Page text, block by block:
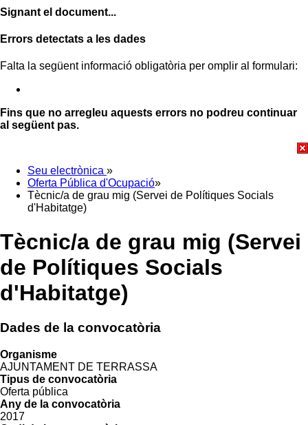
Signant el document...
Errors detectats a les dades
Falta la següent informació obligatòria per omplir al formulari:
Fins que no arregleu aquests errors no podreu continuar
al següent pas.
Seu electrònica »
Oferta Pública d'Ocupació»
Tècnic/a de grau mig (Servei de Polítiques Socials
d'Habitatge)
Tècnic/a de grau mig (Servei
de Polítiques Socials
d'Habitatge)
Dades de la convocatòria
Organisme
AJUNTAMENT DE TERRASSA
Tipus de convocatòria
Oferta pública
Any de la convocatòria
2017